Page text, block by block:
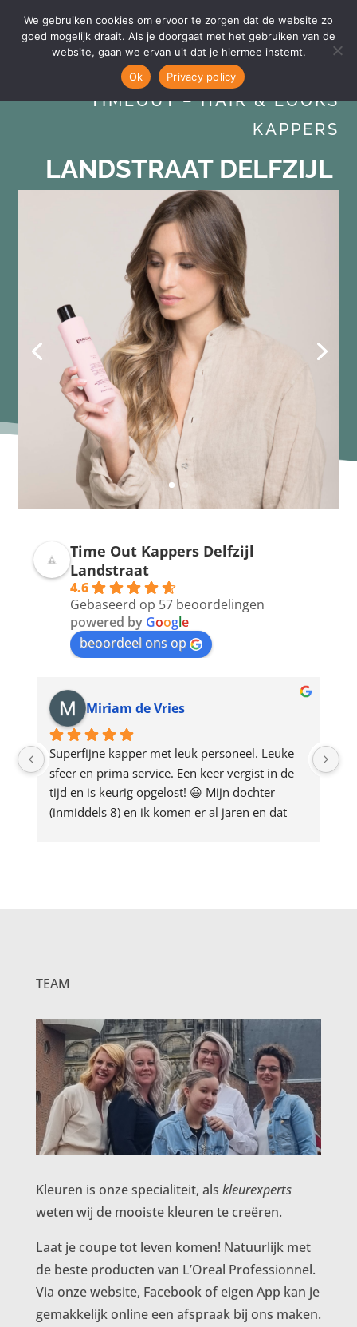
TIMEOUT – HAIR & LOOKS
KAPPERS
LANDSTRAAT DELFZIJL
Time Out Kappers Delfzijl
Landstraat
4.6
Gebaseerd op 57 beoordelingen
powered by Google
beoordeel ons op
Miriam de Vries
Superfijne kapper met leuk personeel. Leuke
sfeer en prima service. Een keer vergist in de
tijd en is keurig opgelost! 😃 Mijn dochter
(inmiddels 8) en ik komen er al jaren en dat
TEAM
Kleuren is onze specialiteit, als kleurexperts
weten wij de mooiste kleuren te creëren.
Laat je coupe tot leven komen! Natuurlijk met
de beste producten van L’Oreal Professionnel.
Via onze website, Facebook of eigen App kan je
gemakkelijk online een afspraak bij ons maken.
We gebruiken cookies om ervoor te zorgen dat de website zo
goed mogelijk draait. Als je doorgaat met het gebruiken van de
website, gaan we ervan uit dat je hiermee instemt.
Ok
Privacy policy